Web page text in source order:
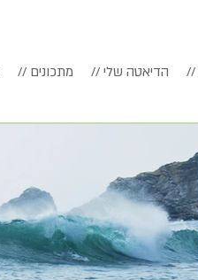
// מתכונים // הדיאטה שלי